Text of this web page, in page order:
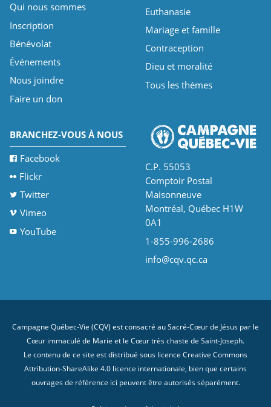
Qui nous sommes
Inscription
Bénévolat
Événements
Nous joindre
Faire un don
Euthanasie
Mariage et famille
Contraception
Dieu et moralité
Tous les thèmes
BRANCHEZ-VOUS À NOUS
Facebook
Flickr
Twitter
Vimeo
YouTube
C.P. 55053
Comptoir Postal
Maisonneuve
Montréal, Québec H1W
0A1
1-855-996-2686
info@cqv.qc.ca
Campagne Québec-Vie (CQV) est consacré au Sacré-Cœur de Jésus par le
Cœur immaculé de Marie et le Cœur très chaste de Saint-Joseph.
Le contenu de ce site est distribué sous licence Creative Commons
Attribution-ShareAlike 4.0 licence internationale, bien que certains
ouvrages de référence ici peuvent être autorisés séparément.